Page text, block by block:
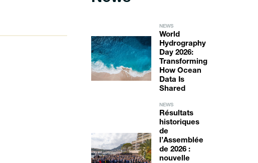
NEWS
World
Hydrography
Day 2026:
Transforming
How Ocean
Data Is
Shared
NEWS
Résultats
historiques
de
l’Assemblée
de 2026 :
nouvelle